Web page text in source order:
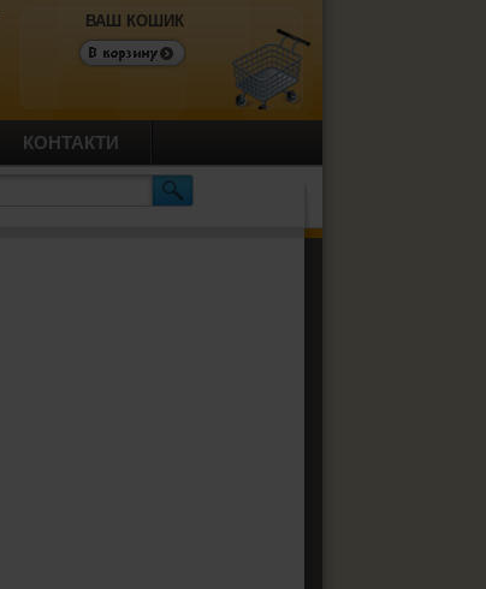
ВАШ КОШИК
КОНТАКТИ